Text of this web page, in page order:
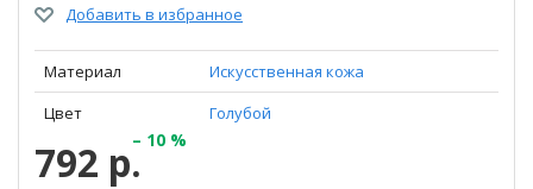
Добавить в избранное
Материал
Искусственная кожа
Цвет
Голубой
792 р.– 10 %